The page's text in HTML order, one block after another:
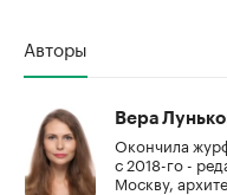
Авторы
Вера
Окончила
с 2018-го -
Москву,